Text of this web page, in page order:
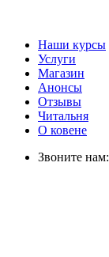
Наши курсы
Услуги
Магазин
Анонсы
Отзывы
Читальня
О ковене
Звоните нам: